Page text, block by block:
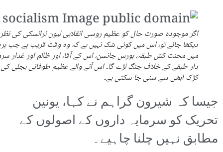
اگر موجودہ صورت حال کو عظیم روسی انقلابی لیون ٹراٹسکی کی
دیکھا جائے تو، اس میں کوئی شک نہیں ہے کہ وہ وقت قریب ہے جب
میں محنت کش طبقہ، بورس جانسن، اس کے آقا، اور ظالم اور غدار
دار طبقے کے خلاف جنگ لڑے گا۔ اس آنے والے عظیم طوفانی بجلی
کڑک ابھی سے سنی جا سکتی ہے۔
جیسا کہ شیرون گراہم نے کہا، یونین
تحریک کو سرمایہ داروں کے اصولوں کے
مطابق نہیں چلنا چاہیے۔